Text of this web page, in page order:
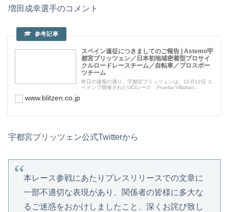
増田成幸選手のコメント
スペイン遠征につきましてのご報告 | Astemo宇
都宮ブリッツェン／日本初地域密着型プロサイ
クルロードレースチーム／自転車／プロスポー
ツチーム
昨日の速報の通り、宇都宮ブリッツェンは、10月12日 ス
ペインで開催されたUCIレース Prueba Villafran...
www.blitzen.co.jp
宇都宮ブリッツェン公式Twitterから
本レース参戦にあたりプレスリリースでの文章に
一部不適切な表現があり、関係者の皆様に多大な
るご迷惑をおかけしましたこと、深くお詫び致し